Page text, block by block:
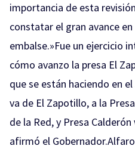
importancia de esta
constatar el gran avance
embalse.»Fue un ejercicio
cómo avanzo la presa El
que se están haciendo en
va de El Zapotillo, a la
de la Red, y Presa
afirmó el